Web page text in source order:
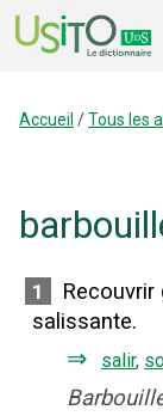
Accueil /Tous les
1
salissante.
⇒ salir,